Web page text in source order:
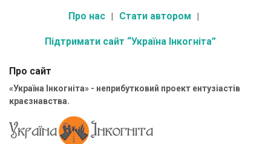
Про нас Стати автором
Підтримати сайт “Україна Інкогніта”
Про сайт
«Україна Інкогніта» - неприбутковий проект ентузіастів
краєзнавства.